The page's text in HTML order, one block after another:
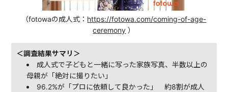
（fotowaの成人式： https://fotowa.com/coming-of-age-
ceremony ）
＜調査結果サマリ＞
成人式で子どもと一緒に写った家族写真、半数以上の
母親が「絶対に撮りたい」
96.2%が「プロに依頼して良かった」 約8割が成人